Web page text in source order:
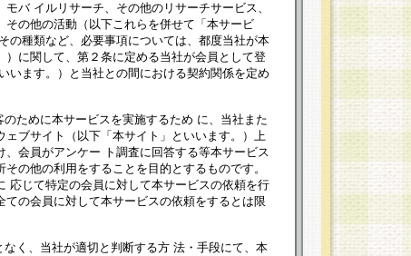
バ イルリサーチ、その他のリサーチサービス、
の他の活動（以下これらを併せて「本サービ
の種類など、必要事項については、都度当社が本
に関して、第２条に定める当社が会員として登
います。）と当社との間における契約関係を定め
ために本サービスを実施するため に、当社また
ブサイト（以下「本サイト」といいます。）上
会員がアンケー ト調査に回答する等本サービス
の他の利用をすることを目的とするものです。
応じて特定の会員に対して本サービスの依頼を行
の会員に対して本サービスの依頼をするとは限
く、当社が適切と判断する方 法・手段にて、本